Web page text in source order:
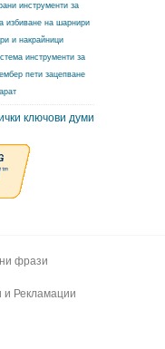
инструменти за
избиване на шарнири
и накрайници
инструменти за
пети зацепване
ключови думи
фрази
и Рекламации